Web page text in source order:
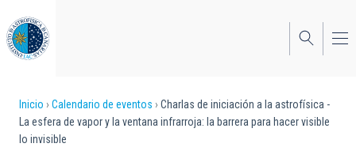
al
contenido
principal
Sobrescribir
enlaces
Inicio Calendario de eventos
Charlas de iniciación a la astrofísica -
La esfera de vapor y la ventana infrarroja: la barrera para hacer visible
lo invisible